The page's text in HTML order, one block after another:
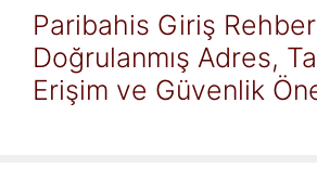
Paribahis Giriş Rehber
Doğrulanmış Adres,
Erişim ve Güvenlik